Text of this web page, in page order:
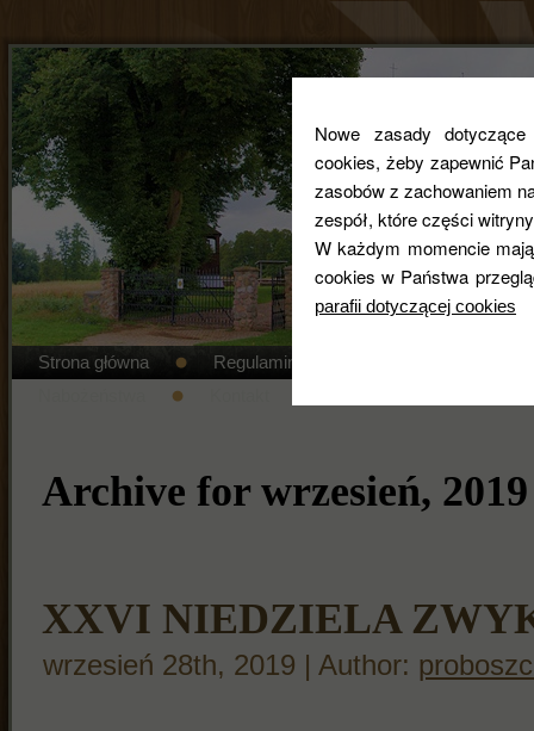
Nowe zasady
cookies, żeby zapewnić
zasobów z zachowaniem
zespół, które części
W każdym momencie
cookies w Państwa
parafii dotyczącej cookies
Strona główna Regulamin cmentarza
Archive for wrzesień, 2019
XXVI NIEDZIELA
wrzesień 28th, 2019 | Author: